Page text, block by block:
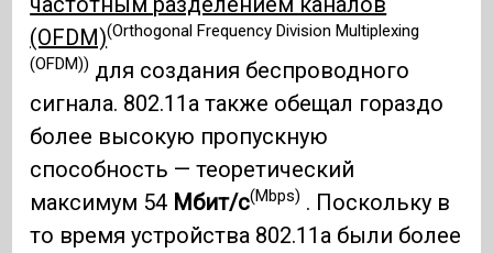
(OFDM)(Orthogonal Frequency Division Multiplexing
(OFDM)) для создания беспроводного
сигнала. 802.11a также обещал гораздо
более высокую пропускную
способность — теоретический
максимум 54 Мбит/с(Mbps) . Поскольку в
то время устройства 802.11a были более